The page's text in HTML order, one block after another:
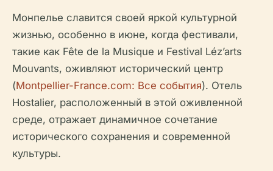
Монпелье славится своей яркой культурной
жизнью, особенно в июне, когда фестивали,
такие как Fête de la Musique и Festival Léz’arts
Mouvants, оживляют исторический центр
(Montpellier-France.com: Все события). Отель
Hostalier, расположенный в этой оживленной
среде, отражает динамичное сочетание
исторического сохранения и современной
культуры.